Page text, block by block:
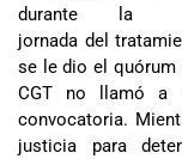
durante la
jornada del
se le dio el
CGT no llamó a
convocatoria.
justicia para